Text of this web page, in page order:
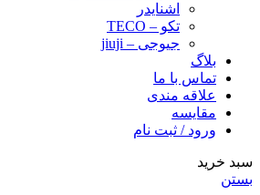
اشنایدر
تکو – TECO
جیوجی – jiuji
بلاگ
تماس با ما
علاقه مندی
مقایسه
ورود / ثبت نام
سبد خرید
بستن